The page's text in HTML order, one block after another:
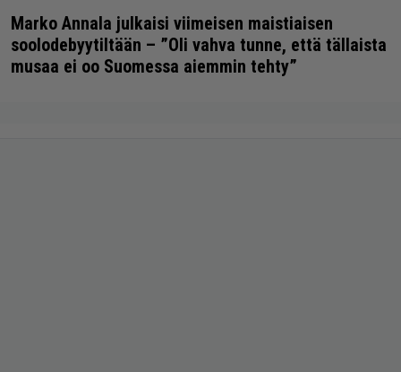
Marko Annala julkaisi viimeisen maistiaisen
soolodebyytiltään – ”Oli vahva tunne, että tällaista
musaa ei oo Suomessa aiemmin tehty”